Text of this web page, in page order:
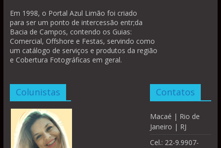
Em 1998, o Portal Azul Limão foi criado
para ser um ponto de intercessão entr;da
Bacia de Campos, contendo os Guias:
Comercial, Offshore e Festas, servindo como
um catálogo de serviços e produtos da região
e Cobertura Fotográficas em geral.
Colunistas Contatos
Macaé | Rio de
Janeiro | RJ
Cel.: 22-9.9907-